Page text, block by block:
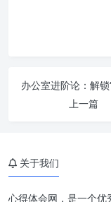
上一篇
关于我们
心得体会网，是一个